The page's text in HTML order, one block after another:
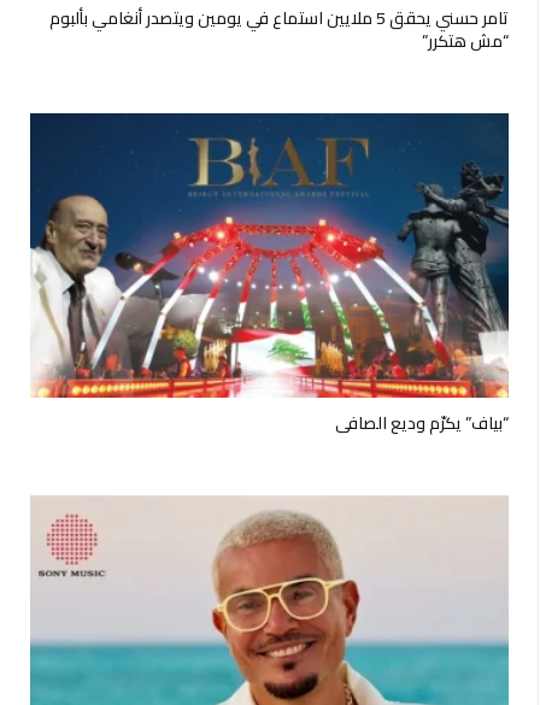
تامر حسني يحقق 5 ملايين استماع في يومين ويتصدر أنغامي بألبوم
“مش هتكرر”
“بياف” يكرّم وديع الصافي